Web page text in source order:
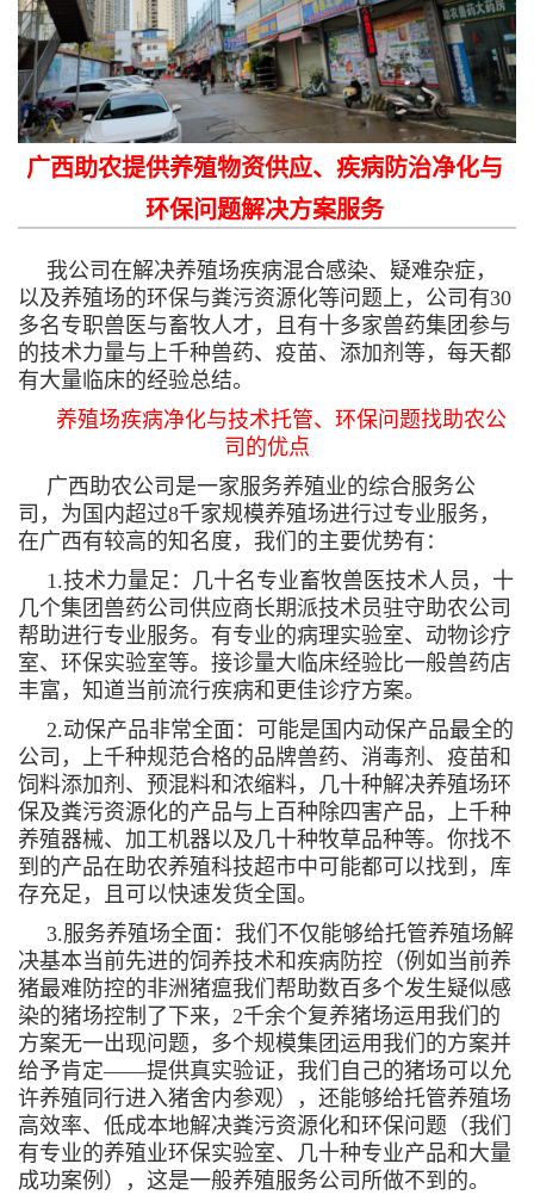
广西助农提供养殖物资供应、疾病防治净化与
环保问题解决方案服务
我公司在解决养殖场疾病混合感染、疑难杂症，
以及养殖场的环保与粪污资源化等问题上，公司有30
多名专职兽医与畜牧人才，且有十多家兽药集团参与
的技术力量与上千种兽药、疫苗、添加剂等，每天都
有大量临床的经验总结。
养殖场疾病净化与技术托管、环保问题找助农公
司的优点
广西助农公司是一家服务养殖业的综合服务公
司，为国内超过8千家规模养殖场进行过专业服务，
在广西有较高的知名度，我们的主要优势有：
1.技术力量足：几十名专业畜牧兽医技术人员，十
几个集团兽药公司供应商长期派技术员驻守助农公司
帮助进行专业服务。有专业的病理实验室、动物诊疗
室、环保实验室等。接诊量大临床经验比一般兽药店
丰富，知道当前流行疾病和更佳诊疗方案。
2.动保产品非常全面：可能是国内动保产品最全的
公司，上千种规范合格的品牌兽药、消毒剂、疫苗和
饲料添加剂、预混料和浓缩料，几十种解决养殖场环
保及粪污资源化的产品与上百种除四害产品，上千种
养殖器械、加工机器以及几十种牧草品种等。你找不
到的产品在助农养殖科技超市中可能都可以找到，库
存充足，且可以快速发货全国。
3.服务养殖场全面：我们不仅能够给托管养殖场解
决基本当前先进的饲养技术和疾病防控（例如当前养
猪最难防控的非洲猪瘟我们帮助数百多个发生疑似感
染的猪场控制了下来，2千余个复养猪场运用我们的
方案无一出现问题，多个规模集团运用我们的方案并
给予肯定——提供真实验证，我们自己的猪场可以允
许养殖同行进入猪舍内参观），还能够给托管养殖场
高效率、低成本地解决粪污资源化和环保问题（我们
有专业的养殖业环保实验室、几十种专业产品和大量
成功案例），这是一般养殖服务公司所做不到的。